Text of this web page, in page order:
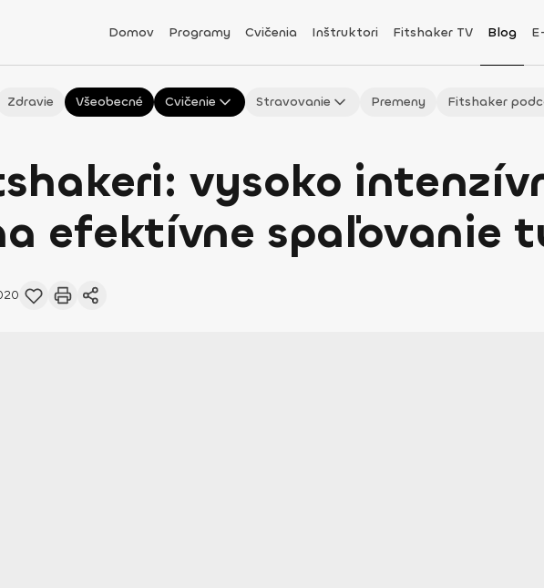
Domov Programy Cvičenia Inštruktori Fitshaker TV Blog
Zdravie Všeobecné Cvičenie Stravovanie Premeny Fitshaker
vysoko
efektívne spaľovanie